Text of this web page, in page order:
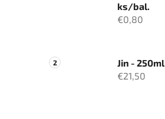
ks/bal.
€0,80
Jin - 250ml
€21,50